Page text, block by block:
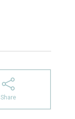
Share